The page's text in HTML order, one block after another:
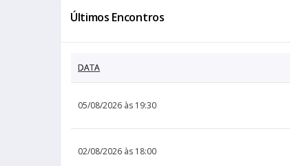
Últimos Encontros
DATA
05/08/2026 às 19:30
02/08/2026 às 18:00